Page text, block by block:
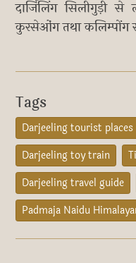
दार्जिलिंग सिलीगुड़ी
कुरसेओंग तथा कलिम्पोंग
Tags
Darjeeling tourist places
Darjeeling toy train
Darjeeling travel guide
Padmaja Naidu